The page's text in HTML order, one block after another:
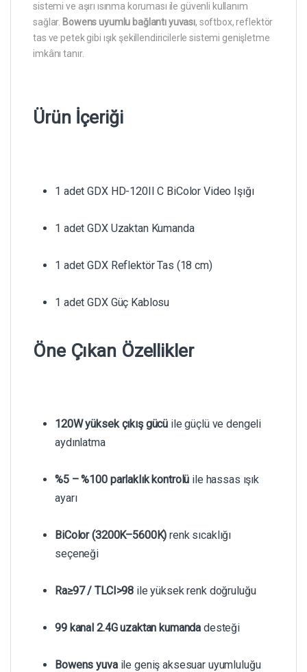
sistemi ve aşırı ısınma koruması ile güvenli kullanım
sağlar. Bowens uyumlu bağlantı yuvası, softbox, reflektör
tas ve petek gibi ışık şekillendiricilerle sistemi genişletme
imkânı tanır.
Ürün İçeriği
1 adet GDX HD-120II C BiColor Video Işığı
1 adet GDX Uzaktan Kumanda
1 adet GDX Reflektör Tas (18 cm)
1 adet GDX Güç Kablosu
Öne Çıkan Özellikler
120W yüksek çıkış gücü ile güçlü ve dengeli
aydınlatma
%5 – %100 parlaklık kontrolü ile hassas ışık
ayarı
BiColor (3200K–5600K) renk sıcaklığı
seçeneği
Ra≥97 / TLCI>98 ile yüksek renk doğruluğu
99 kanal 2.4G uzaktan kumanda desteği
Bowens yuvaile geniş aksesuar uyumluluğu